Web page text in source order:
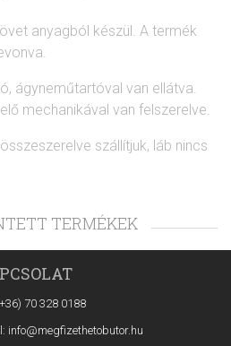
anyagból készül. A termék
ágyneműtartóval van ellátva.
mechanikával van felszerelve.
szállítjuk, láb nincs
TERMÉKEK
70 328 0188
info@megfizethetobutor.hu